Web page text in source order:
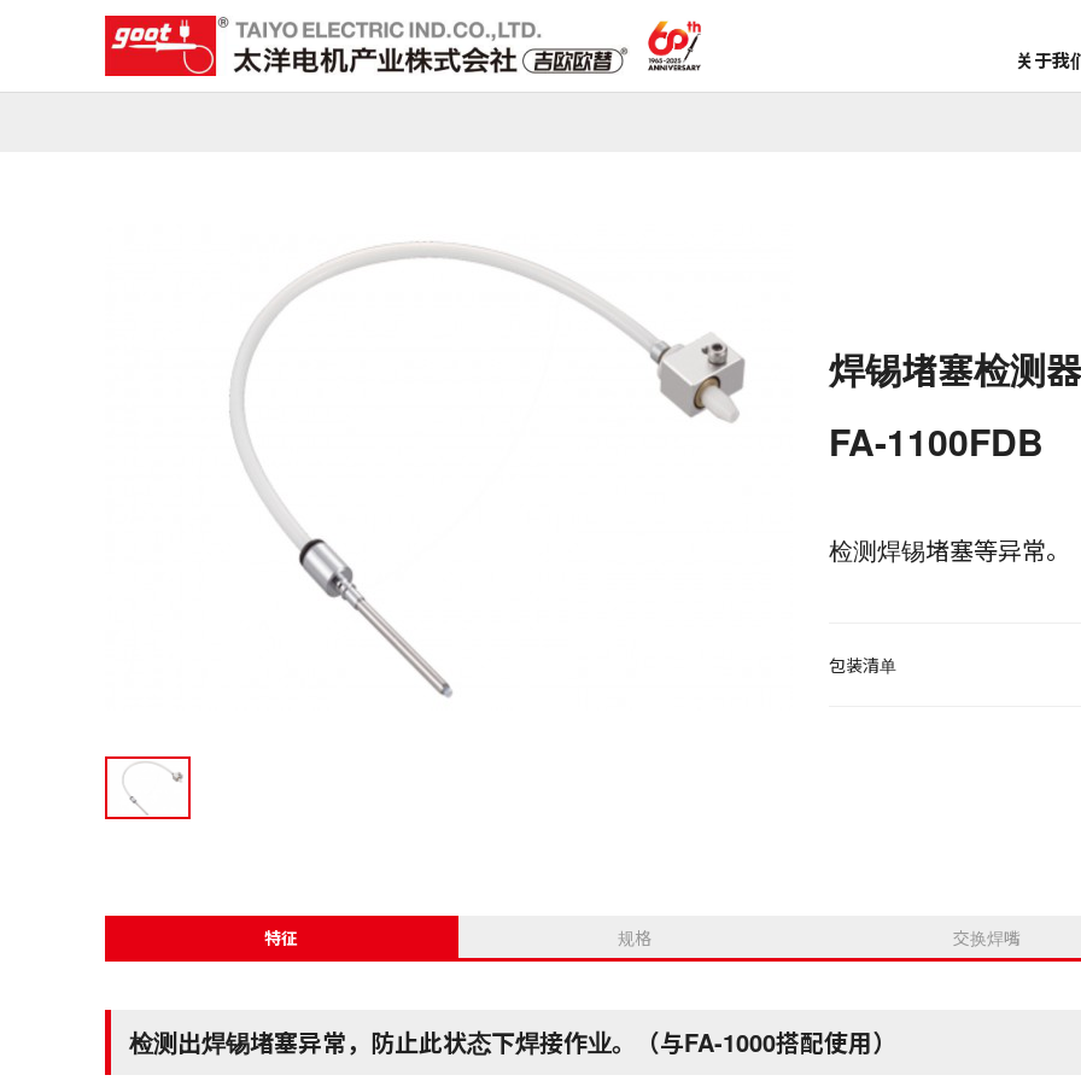
关于我
焊锡堵塞检测器
FA-1100FDB
检测焊锡堵塞等异常。
包装清单
特征 规格 交换焊嘴
检测出焊锡堵塞异常，防止此状态下焊接作业。（与FA-1000搭配使用）